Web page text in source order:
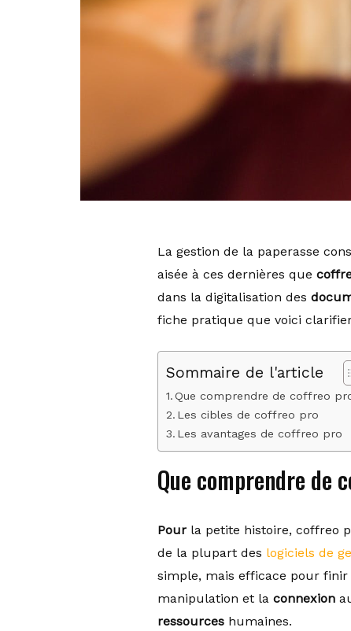
La gestion de la paperasse
aisée à ces dernières que
dans la digitalisation des
fiche pratique que voici
Sommaire de l'article
Que comprendre de coffreo
Les cibles de coffreo pro
Les avantages de coffreo pro
Que comprendre de
Pourla petite histoire, coffreo
de la plupart des logiciels de
simple, mais efficace pour
manipulation et la connexion
ressourceshumaines.